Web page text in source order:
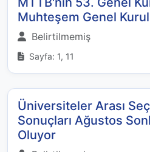
Muhteşem Genel Kurul
Belirtilmemiş
Sayfa: 1, 11
Üniversiteler Arası
Sonuçları Ağustos
Oluyor